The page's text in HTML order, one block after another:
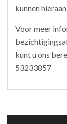
kunnen
Voor meer
kunt u ons
53233857